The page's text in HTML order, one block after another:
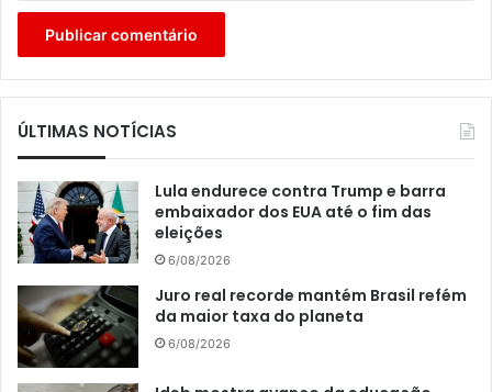
ÚLTIMAS NOTÍCIAS
Lula endurece contra Trump e barra
embaixador dos EUA até o fim das
eleições
6/08/2026
Juro real recorde mantém Brasil refém
da maior taxa do planeta
6/08/2026